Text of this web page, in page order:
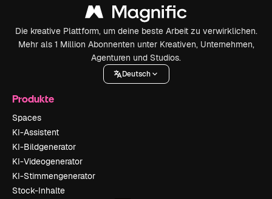
Die kreative Plattform, um deine beste Arbeit zu verwirklichen.
Mehr als 1 Million Abonnenten unter Kreativen, Unternehmen,
Agenturen und Studios.
Deutsch
Produkte
Spaces
KI-Assistent
KI-Bildgenerator
KI-Videogenerator
KI-Stimmengenerator
Stock-Inhalte